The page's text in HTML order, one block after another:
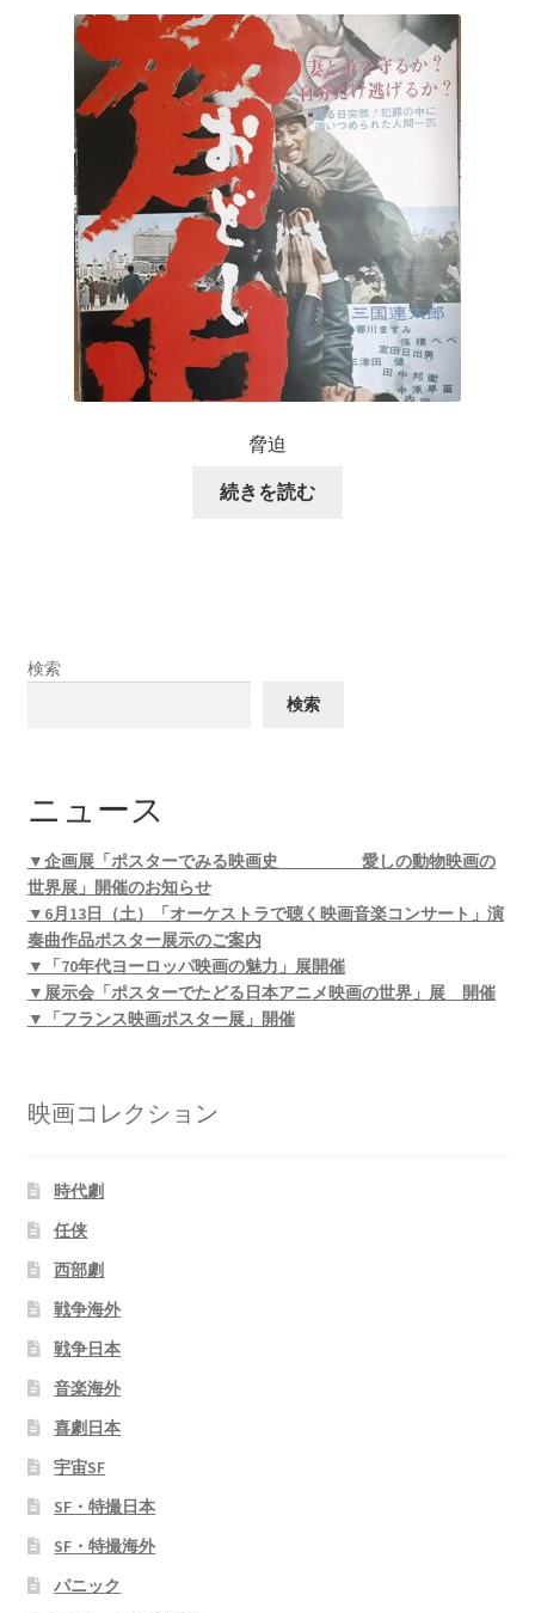
脅迫
続きを読む
検索
検索
ニュース
▼企画展「ポスターでみる映画史 愛しの動物映画の
世界展」開催のお知らせ
▼6月13日（土）「オーケストラで聴く映画音楽コンサート」演
奏曲作品ポスター展示のご案内
▼「70年代ヨーロッパ映画の魅力」展開催
▼展示会「ポスターでたどる日本アニメ映画の世界」展 開催
▼「フランス映画ポスター展」開催
映画コレクション
時代劇
任侠
西部劇
戦争海外
戦争日本
音楽海外
喜劇日本
宇宙SF
SF・特撮日本
SF・特撮海外
パニック